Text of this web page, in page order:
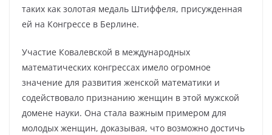
таких как золотая медаль Штиффеля, присужденная
ей на Конгрессе в Берлине.
Участие Ковалевской в международных
математических конгрессах имело огромное
значение для развития женской математики и
содействовало признанию женщин в этой мужской
домене науки. Она стала важным примером для
молодых женщин, доказывая, что возможно достичь